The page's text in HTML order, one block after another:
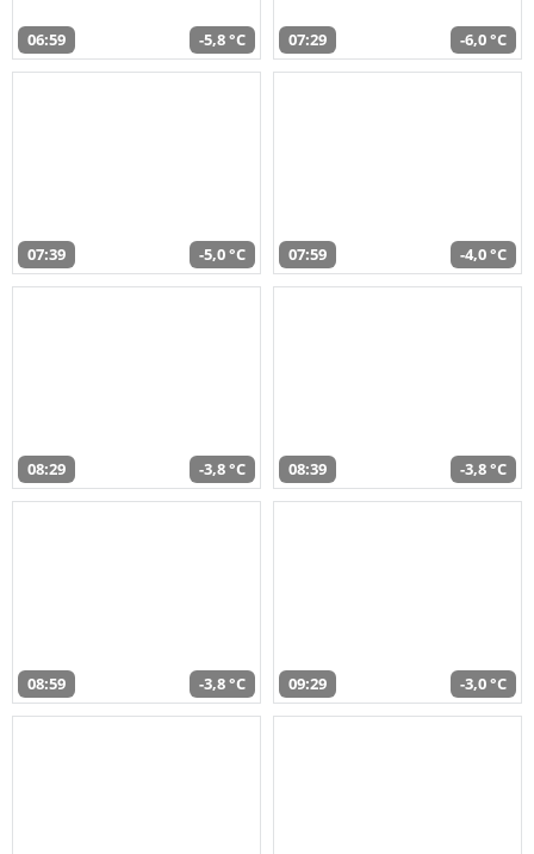
06:59 -5,8 °C 07:29 -6,0 °C
07:39 -5,0 °C 07:59 -4,0 °C
08:29 -3,8 °C 08:39 -3,8 °C
08:59 -3,8 °C 09:29 -3,0 °C